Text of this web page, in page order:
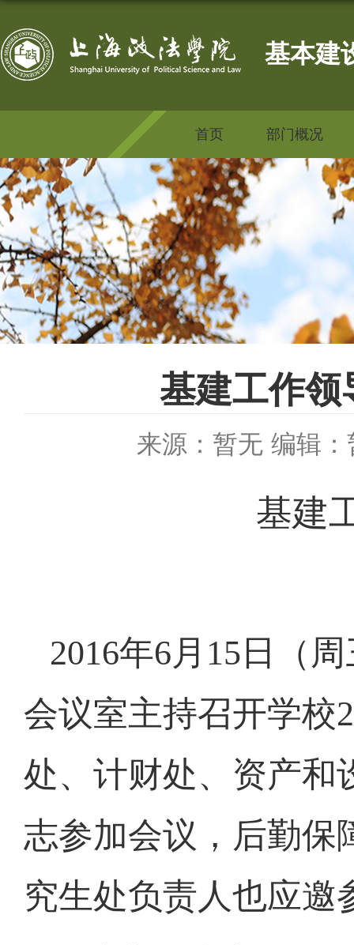
基本建
首页 部门概况
基建工作领
来源：暂无 编辑：
基建
2016年6月 15 日（
会议室主持召开学校
处、计财处、资产和
志参加会议，后勤保
究生处负责人也应邀